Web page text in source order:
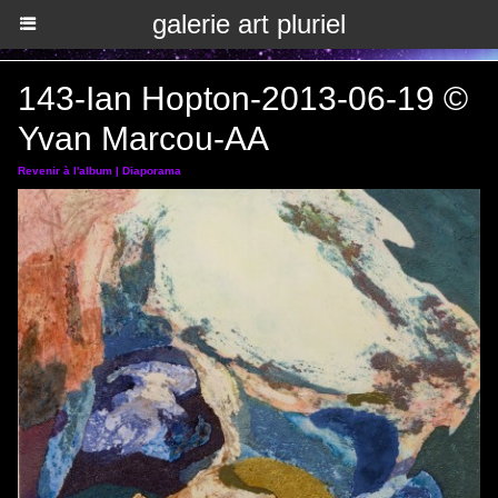
galerie art pluriel
143-Ian Hopton-2013-06-19 ©
Yvan Marcou-AA
Revenir à l'album | Diaporama